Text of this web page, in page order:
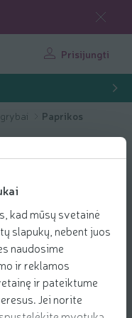
kad mūsų svetainė
slapukų, nebent juos
naudosime
ir reklamos
ir pateiktume
Jei norite
Prisijungti
Paprikos